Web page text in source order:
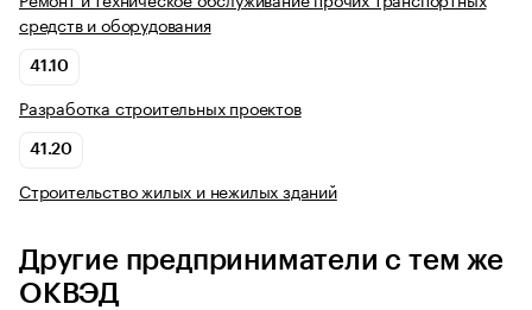
средств и оборудования
41.10
Разработка строительных проектов
41.20
Строительство жилых и нежилых зданий
Другие предприниматели с тем же
ОКВЭД